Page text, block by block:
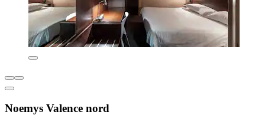
Noemys Valence nord